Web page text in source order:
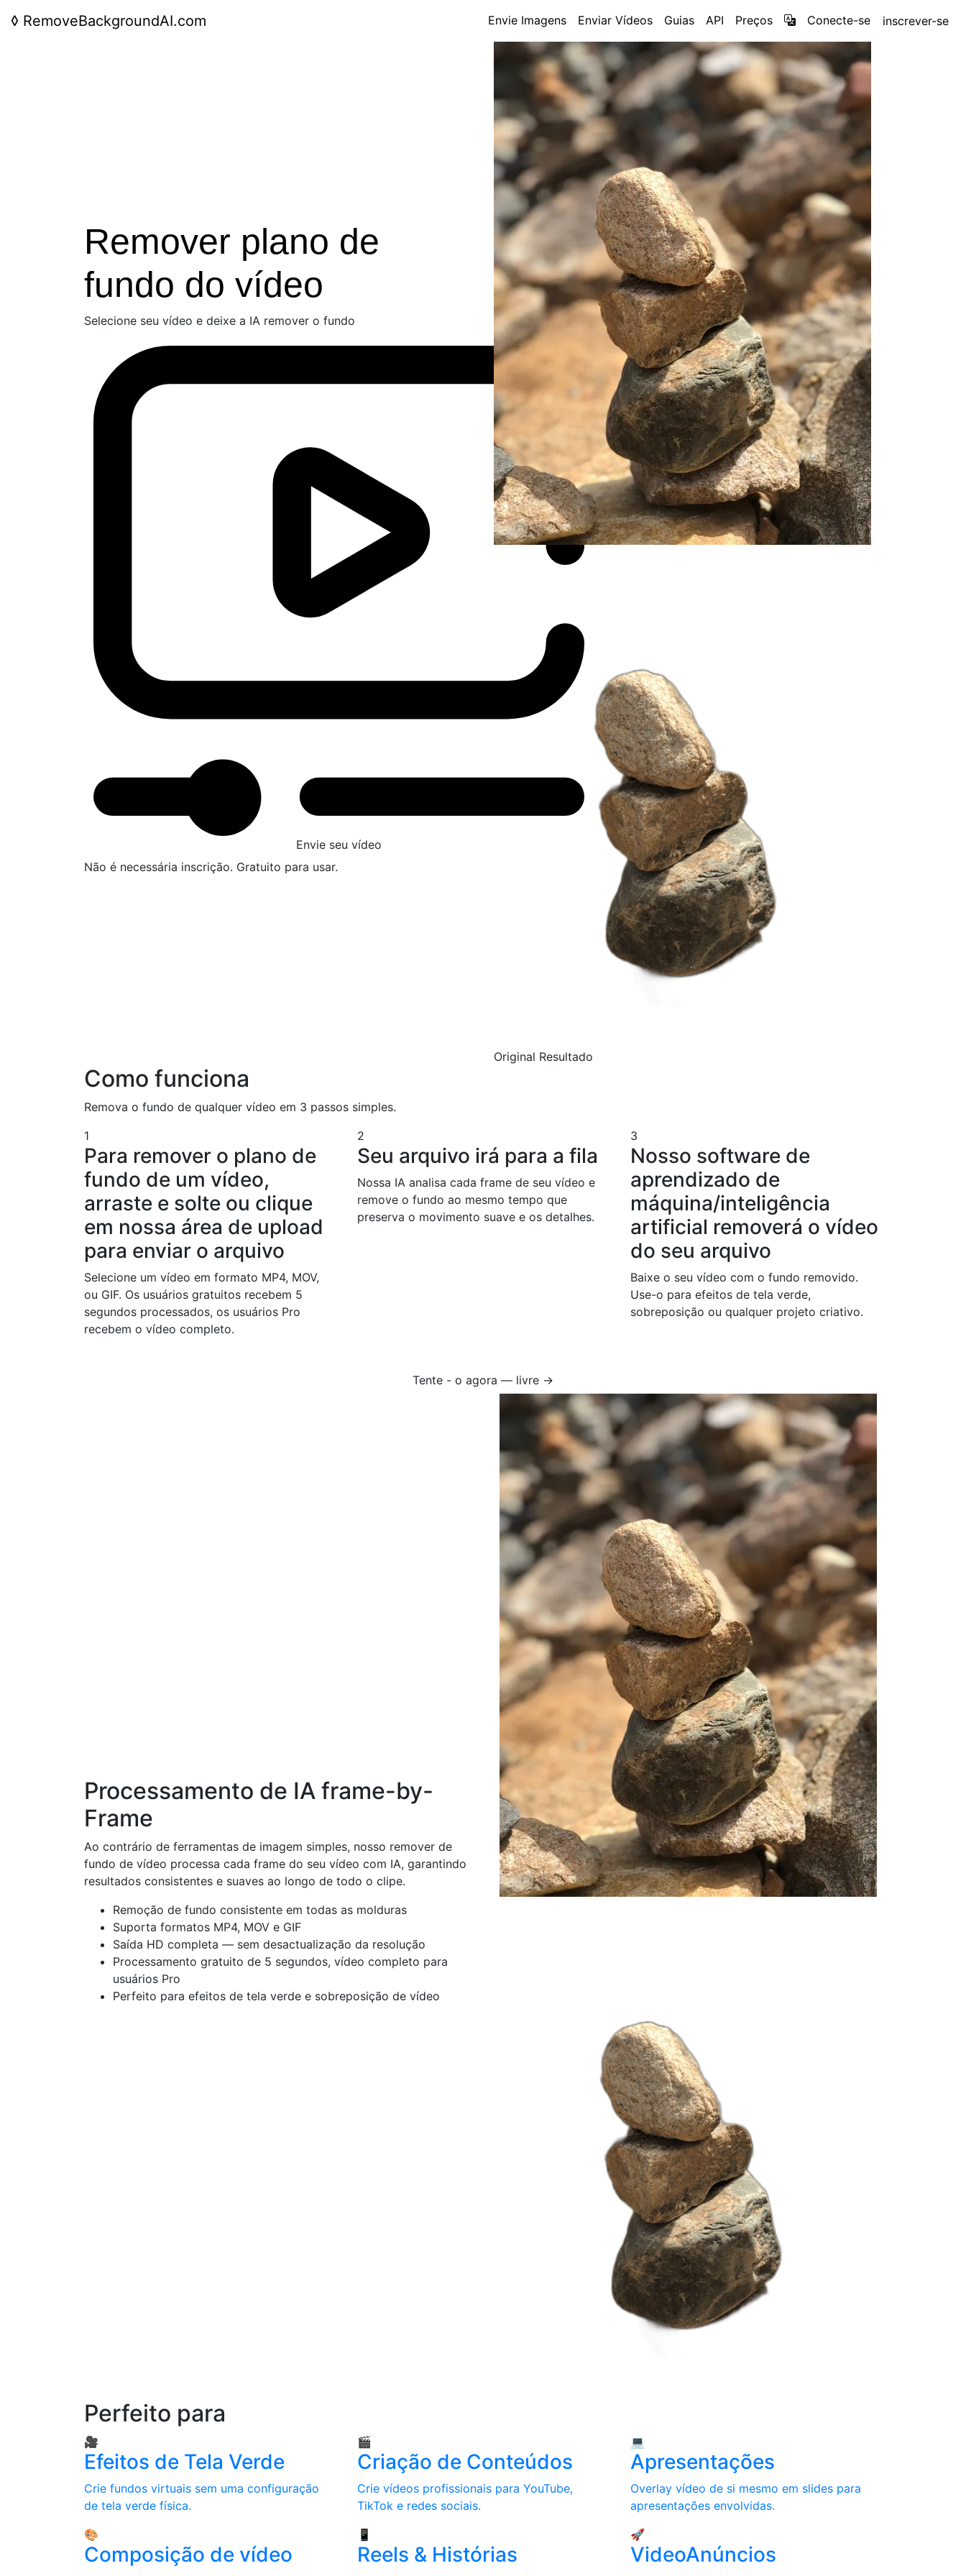
◊ RemoveBackgroundAI.com Envie Imagens Enviar Vídeos Guias API Preços Conecte-se inscrever-se
Remover plano de
fundo do vídeo
Selecione seu vídeo e deixe a IA remover o fundo
Envie seu vídeo
Não é necessária inscrição. Gratuito para usar.
Original Resultado
Como funciona
Remova o fundo de qualquer vídeo em 3 passos simples.
1
Para remover o plano de
fundo de um vídeo,
arraste e solte ou clique
em nossa área de upload
para enviar o arquivo
Selecione um vídeo em formato MP4, MOV,
ou GIF. Os usuários gratuitos recebem 5
segundos processados, os usuários Pro
recebem o vídeo completo.
2
Seu arquivo irá para a fila
Nossa IA analisa cada frame de seu vídeo e
remove o fundo ao mesmo tempo que
preserva o movimento suave e os detalhes.
3
Nosso software de
aprendizado de
máquina/inteligência
artificial removerá o vídeo
do seu arquivo
Baixe o seu vídeo com o fundo removido.
Use-o para efeitos de tela verde,
sobreposição ou qualquer projeto criativo.
Tente - o agora — livre →
Processamento de IA frame-by-
Frame
Ao contrário de ferramentas de imagem simples, nosso remover de
fundo de vídeo processa cada frame do seu vídeo com IA, garantindo
resultados consistentes e suaves ao longo de todo o clipe.
Remoção de fundo consistente em todas as molduras
Suporta formatos MP4, MOV e GIF
Saída HD completa — sem desactualização da resolução
Processamento gratuito de 5 segundos, vídeo completo para
usuários Pro
Perfeito para efeitos de tela verde e sobreposição de vídeo
Perfeito para
🎥
Efeitos de Tela Verde
Crie fundos virtuais sem uma configuração
de tela verde física.
🎬
Criação de Conteúdos
Crie vídeos profissionais para YouTube,
TikTok e redes sociais.
💻
Apresentações
Overlay vídeo de si mesmo em slides para
apresentações envolvidas.
🎨
Composição de vídeo
📱
Reels & Histórias
🚀
VideoAnúncios